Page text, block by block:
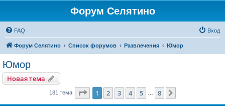
Форум Селятино
FAQ Вход
Форум Селятино Список форумов Развлечения Юмор
Юмор
Новая тема
181 тема Страница из
1 2 3 4 5 8